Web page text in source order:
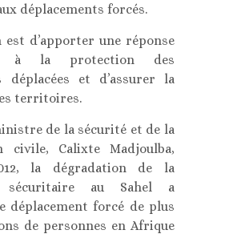
déplacements forcés.
est d’apporter une réponse
à la protection des
déplacées et d’assurer la
territoires.
de la sécurité et de la
civile, Calixte Madjoulba,
la dégradation de la
sécuritaire au Sahel a
déplacement forcé de plus
de personnes en Afrique